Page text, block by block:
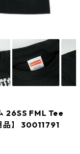
26SS FML Tee
】 30011791